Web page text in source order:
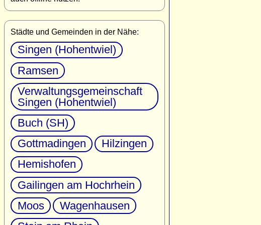
Städte und Gemeinden in der Nähe:
Singen (Hohentwiel)
Ramsen
Verwaltungsgemeinschaft
Singen (Hohentwiel)
Buch (SH)
Gottmadingen
Hilzingen
Hemishofen
Gailingen am Hochrhein
Moos
Wagenhausen